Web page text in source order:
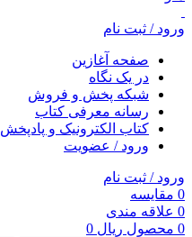
ورود / ثبت نام
صفحه آغازین
در یک نگاه
شبکه پخش و فروش
رسانه معرفی کتاب
کتاب الکترونیک و پادپخش
ورود / عضویت
ورود / ثبت نام
0 مقایسه
0 علاقه مندی
0 محصول ریال